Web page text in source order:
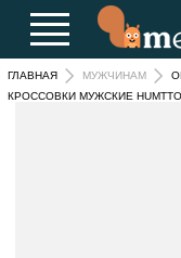
ГЛАВНАЯ МУЖЧИНАМ
КРОССОВКИ МУЖСКИЕ HUMTTO